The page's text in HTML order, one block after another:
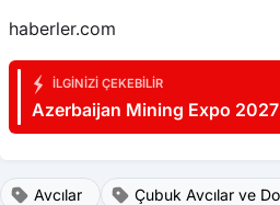
haberler.com
İLGINIZI ÇEKEBILIR
Azerbaijan Mining Expo 2027
Avcılar Çubuk Avcılar ve